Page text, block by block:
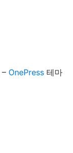
– OnePress 테마